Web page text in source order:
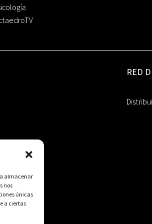
almacenar
nos
únicas
a ciertas
RED